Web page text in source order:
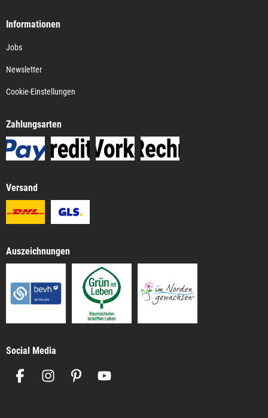
Informationen
Jobs
Newsletter
Cookie-Einstellungen
Zahlungsarten
Versand
Auszeichnungen
Social Media